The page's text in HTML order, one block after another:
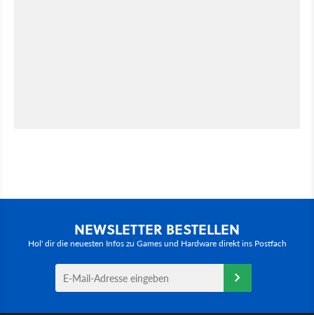
NEWSLETTER BESTELLEN
Hol' dir die neuesten Infos zu Games und Hardware direkt ins Postfach